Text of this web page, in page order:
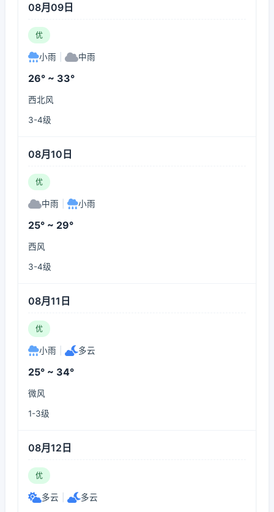
08月09日
优
小雨 中雨
26° ~ 33°
西北风
3-4级
08月10日
优
中雨 小雨
25° ~ 29°
西风
3-4级
08月11日
优
小雨 多云
25° ~ 34°
微风
1-3级
08月12日
优
多云 多云